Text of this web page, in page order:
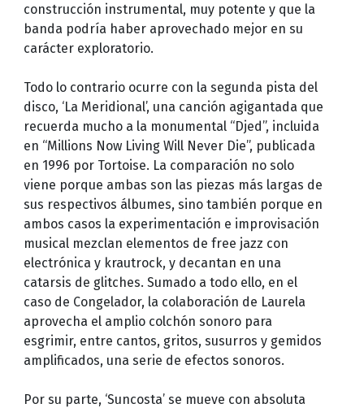
construcción instrumental, muy potente y que la
banda podría haber aprovechado mejor en su
carácter exploratorio.
Todo lo contrario ocurre con la segunda pista del
disco, ‘La Meridional’, una canción agigantada que
recuerda mucho a la monumental “Djed”, incluida
en “Millions Now Living Will Never Die”, publicada
en 1996 por Tortoise. La comparación no solo
viene porque ambas son las piezas más largas de
sus respectivos álbumes, sino también porque en
ambos casos la experimentación e improvisación
musical mezclan elementos de free jazz con
electrónica y krautrock, y decantan en una
catarsis de glitches. Sumado a todo ello, en el
caso de Congelador, la colaboración de Laurela
aprovecha el amplio colchón sonoro para
esgrimir, entre cantos, gritos, susurros y gemidos
amplificados, una serie de efectos sonoros.
Por su parte, ‘Suncosta’ se mueve con absoluta